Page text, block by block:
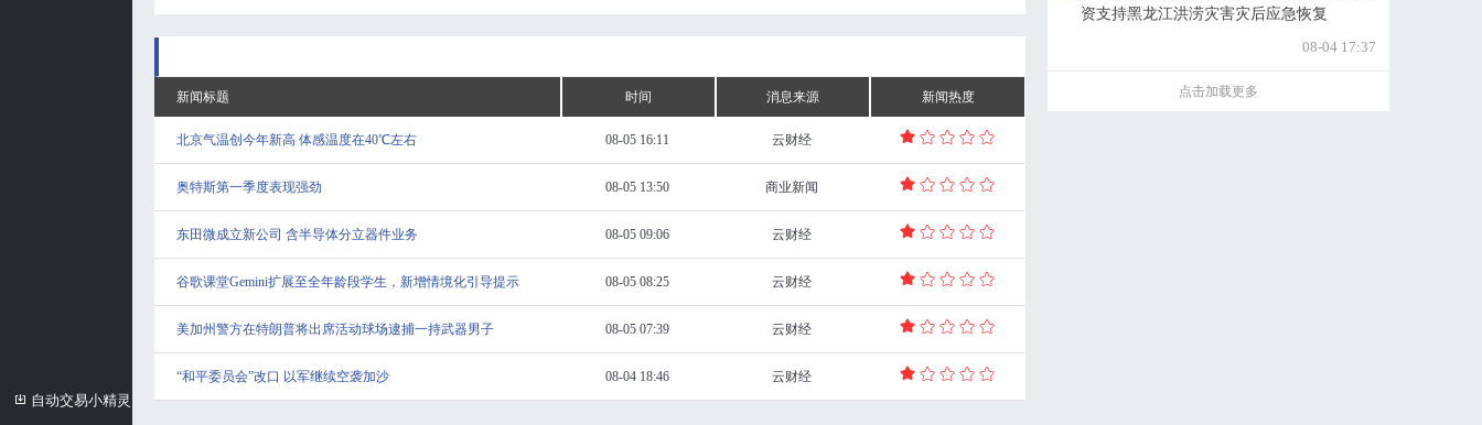
自动交易小精灵
新闻标题 时间 消息来源 新闻热度
北京气温创今年新高 体感温度在40℃左右 08-05 16:11 云财经
奥特斯第一季度表现强劲 08-05 13:50 商业新闻
东田微成立新公司 含半导体分立器件业务 08-05 09:06 云财经
谷歌课堂Gemini扩展至全年龄段学生，新增情境化引导提示 08-05 08:25 云财经
美加州警方在特朗普将出席活动球场逮捕一持武器男子 08-05 07:39 云财经
“和平委员会”改口 以军继续空袭加沙 08-04 18:46 云财经
资支持黑龙江洪涝灾害灾后应急恢复
08-04 17:37
点击加载更多